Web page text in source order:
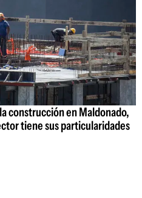
construcción en Maldonado,
tiene sus particularidades